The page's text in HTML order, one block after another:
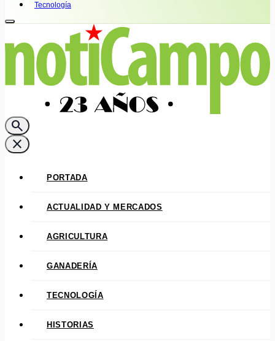
Tecnología
search
close
PORTADA
ACTUALIDAD Y MERCADOS
AGRICULTURA
GANADERÍA
TECNOLOGÍA
HISTORIAS